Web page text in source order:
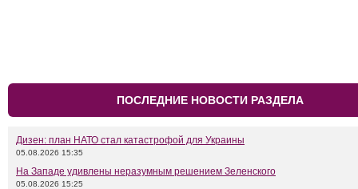
ПОСЛЕДНИЕ НОВОСТИ РАЗДЕЛА
Дизен: план НАТО стал катастрофой для Украины
05.08.2026 15:35
На Западе удивлены неразумным решением Зеленского
05.08.2026 15:25